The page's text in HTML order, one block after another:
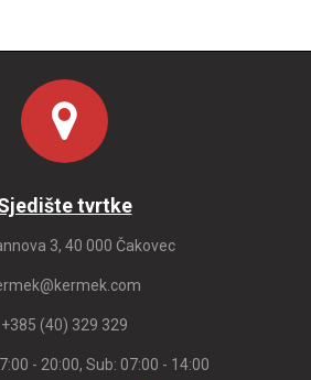
tvrtke
3, 40 000 Čakovec
+385 (40) 329 329
- 20:00, Sub: 07:00 - 14:00